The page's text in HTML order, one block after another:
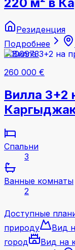
Резиденция
Подробнее
#000973
260 000 €
Вилла 3+2
Спальни
3
Ванные комнаты
2
Доступные
природу
Вид
город
Вид на